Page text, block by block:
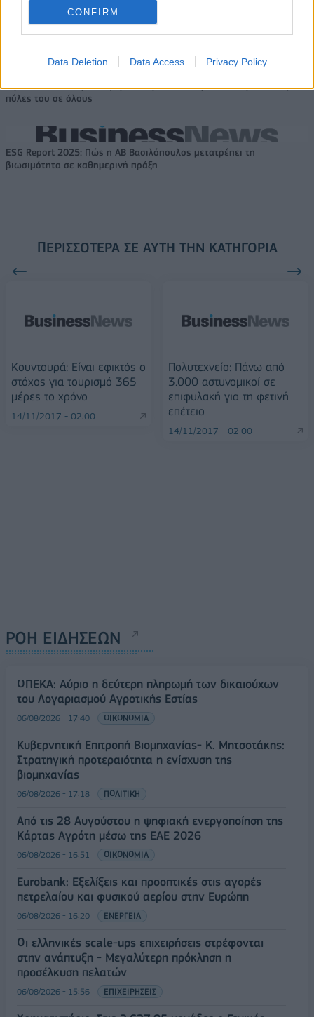
CONFIRM
Data Deletion Data Access Privacy Policy
VW: Η δύσκολη εξίσωση της
αναδιάρθρωσης
FTSE4Good
Alpha Bank: Για πρώτη φορά το Αρχαίο Θέατρο Επιδαύρου άνοιξε τις
πύλες του σε όλους
ESG Report 2025: Πώς η ΑΒ Βασιλόπουλος μετατρέπει τη
βιωσιμότητα σε καθημερινή πράξη
ΠΕΡΙΣΣΌΤΕΡΑ ΣΕ ΑΥΤΉ ΤΗΝ ΚΑΤΗΓΟΡΊΑ
Κουντουρά: Είναι εφικτός ο
στόχος για τουρισμό 365
μέρες το χρόνο
14/11/2017 - 02:00
Πολυτεχνείο: Πάνω από
3.000 αστυνομικοί σε
επιφυλακή για τη φετινή
επέτειο
14/11/2017 - 02:00
ΡΟΗ ΕΙΔΗΣΕΩΝ
ΟΠΕΚΑ: Αύριο η δεύτερη πληρωμή των δικαιούχων
του Λογαριασμού Αγροτικής Εστίας
06/08/2026 - 17:40 ΟΙΚΟΝΟΜΙΑ
Κυβερνητική Επιτροπή Βιομηχανίας- Κ. Μητσοτάκης:
Στρατηγική προτεραιότητα η ενίσχυση της
βιομηχανίας
06/08/2026 - 17:18 ΠΟΛΙΤΙΚΗ
Από τις 28 Αυγούστου η ψηφιακή ενεργοποίηση της
Κάρτας Αγρότη μέσω της ΕΑΕ 2026
06/08/2026 - 16:51 ΟΙΚΟΝΟΜΙΑ
Eurobank: Εξελίξεις και προοπτικές στις αγορές
πετρελαίου και φυσικού αερίου στην Ευρώπη
06/08/2026 - 16:20 ΕΝΕΡΓΕΙΑ
Οι ελληνικές scale-ups επιχειρήσεις στρέφονται
στην ανάπτυξη - Μεγαλύτερη πρόκληση η
προσέλκυση πελατών
06/08/2026 - 15:56 ΕΠΙΧΕΙΡΗΣΕΙΣ